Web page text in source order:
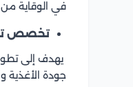
في الوقاية من
تخصص
يهدف إلى
جودة الأغذية